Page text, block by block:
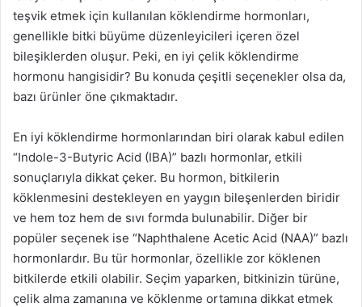
teşvik etmek için kullanılan köklendirme hormonları,
genellikle bitki büyüme düzenleyicileri içeren özel
bileşiklerden oluşur. Peki, en iyi çelik köklendirme
hormonu hangisidir? Bu konuda çeşitli seçenekler olsa da,
bazı ürünler öne çıkmaktadır.
En iyi köklendirme hormonlarından biri olarak kabul edilen
“Indole-3-Butyric Acid (IBA)” bazlı hormonlar, etkili
sonuçlarıyla dikkat çeker. Bu hormon, bitkilerin
köklenmesini destekleyen en yaygın bileşenlerden biridir
ve hem toz hem de sıvı formda bulunabilir. Diğer bir
popüler seçenek ise “Naphthalene Acetic Acid (NAA)” bazlı
hormonlardır. Bu tür hormonlar, özellikle zor köklenen
bitkilerde etkili olabilir. Seçim yaparken, bitkinizin türüne,
çelik alma zamanına ve köklenme ortamına dikkat etmek